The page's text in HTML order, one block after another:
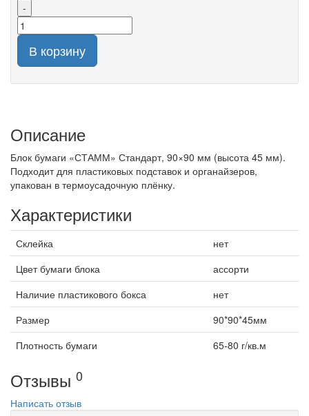
-
В корзину
Описание
Блок бумаги «СТАММ» Стандарт, 90×90 мм (высота 45 мм).
Подходит для пластиковых подставок и органайзеров,
упакован в термоусадочную плёнку.
Характеристики
Склейка
нет
Цвет бумаги блока
ассорти
Наличие пластикового бокса
нет
Размер
90*90*45мм
Плотность бумаги
65-80 г/кв.м
Отзывы 0
Написать отзыв